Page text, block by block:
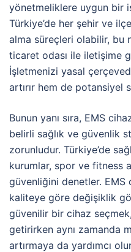
yönetmeliklere uygun bir
Türkiye’de her şehir ve
alma süreçleri olabilir, bu
ticaret odası ile iletişime
İşletmenizi yasal
artırır hem de potansiyel
Bunun yanı sıra, EMS
belirli sağlık ve güvenlik
zorunludur. Türkiye’de
kurumlar, spor ve fitness
güvenliğini denetler. EMS
kaliteye göre değişiklik
güvenilir bir cihaz
getirirken aynı zamanda
artırmaya da yardımcı